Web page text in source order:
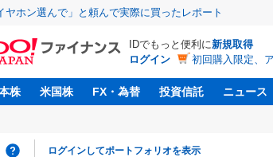
ヤホン選んで」と頼んで実際に買ったレポート
IDでもっと便利に新規取得
ログイン
初回購入限定、
株 米国株 FX・為替 投資信託 ニュース
ログインしてポートフォリオを表示